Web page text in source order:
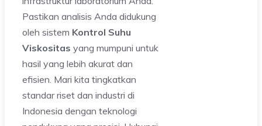
Pastikan analisis Anda didukung
oleh sistem Kontrol Suhu
Viskositas yang mumpuni untuk
hasil yang lebih akurat dan
efisien. Mari kita tingkatkan
standar riset dan industri di
Indonesia dengan teknologi